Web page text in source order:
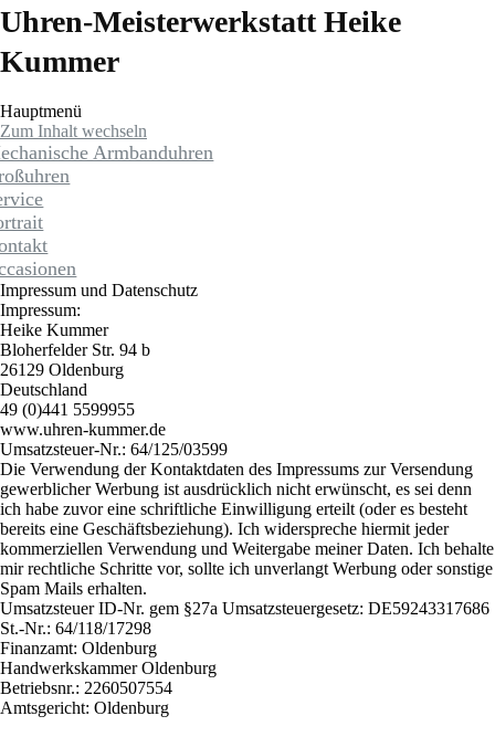
Uhren-Meisterwerkstatt Heike
Kummer
Hauptmenü
Zum Inhalt wechseln
Armbanduhren
Impressum und Datenschutz
Impressum:
Heike Kummer
Bloherfelder Str. 94 b
26129 Oldenburg
Deutschland
49 (0)441 5599955
www.uhren-kummer.de
Umsatzsteuer-Nr.: 64/125/03599
Die Verwendung der Kontaktdaten des Impressums zur Versendung
gewerblicher Werbung ist ausdrücklich nicht erwünscht, es sei denn
ich habe zuvor eine schriftliche Einwilligung erteilt (oder es besteht
bereits eine Geschäftsbeziehung). Ich widerspreche hiermit jeder
kommerziellen Verwendung und Weitergabe meiner Daten. Ich behalte
mir rechtliche Schritte vor, sollte ich unverlangt Werbung oder sonstige
Spam Mails erhalten.
Umsatzsteuer ID-Nr. gem §27a Umsatzsteuergesetz: DE59243317686
St.-Nr.: 64/118/17298
Finanzamt: Oldenburg
Handwerkskammer Oldenburg
Betriebsnr.: 2260507554
Amtsgericht: Oldenburg